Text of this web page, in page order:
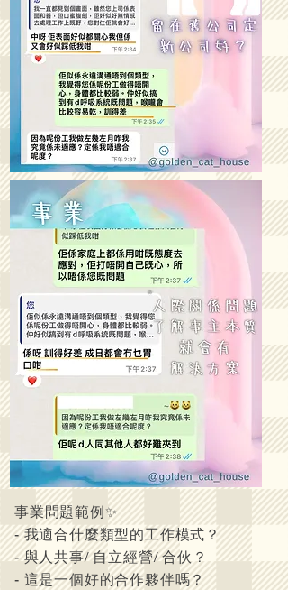
事業問題範例✨
- 我適合什麼類型的工作模式？
- 與人共事/ 自立經營/ 合伙？
- 這是一個好的合作夥伴嗎？